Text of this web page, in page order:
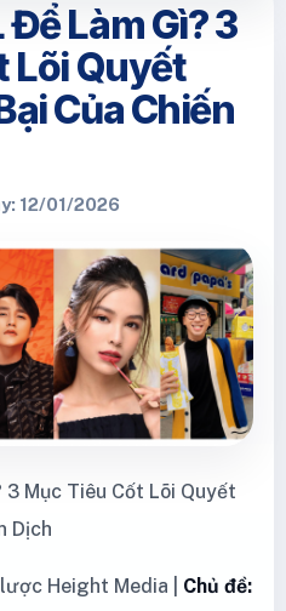
Làm Gì? 3
Lõi Quyết
Của Chiến
12/01/2026
3 Mục Tiêu Cốt Lõi Quyết
Dịch
Height Media | Chủ đề: